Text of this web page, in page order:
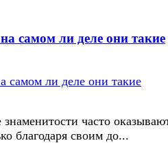
самом ли деле они такие
часто
благодаря своим до...